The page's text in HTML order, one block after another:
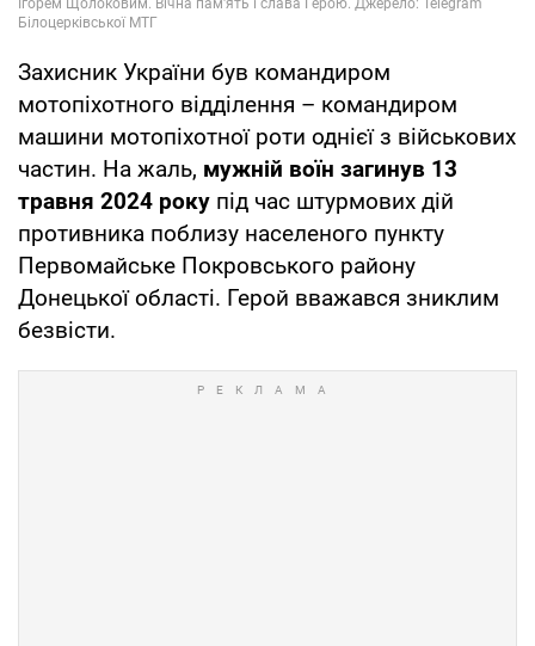
Захисник України був командиром
мотопіхотного відділення – командиром
машини мотопіхотної роти однієї з військових
частин. На жаль, мужній воїн загинув 13
травня 2024 року під час штурмових дій
противника поблизу населеного пункту
Первомайське Покровського району
Донецької області. Герой вважався зниклим
безвісти.